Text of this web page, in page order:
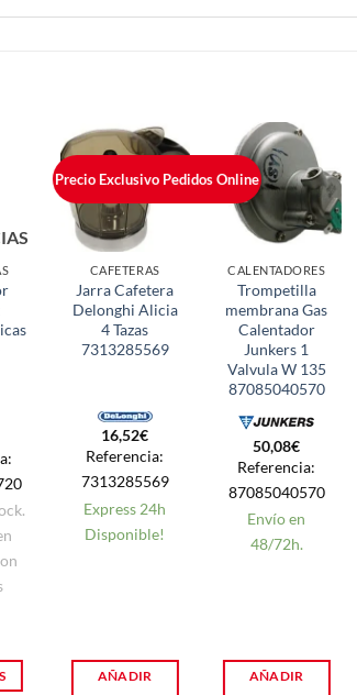
Precio Exclusivo Pedidos Online
CAFETERAS
Jarra Cafetera
Delonghi Alicia
4 Tazas
7313285569
16,52€
Referencia:
7313285569
Express 24h
Disponible!
AÑADIR
CALENTADORES
Trompetilla
membrana Gas
Calentador
Junkers 1
Valvula W 135
87085040570
50,08€
Referencia:
87085040570
Envío en
48/72h.
AÑADIR